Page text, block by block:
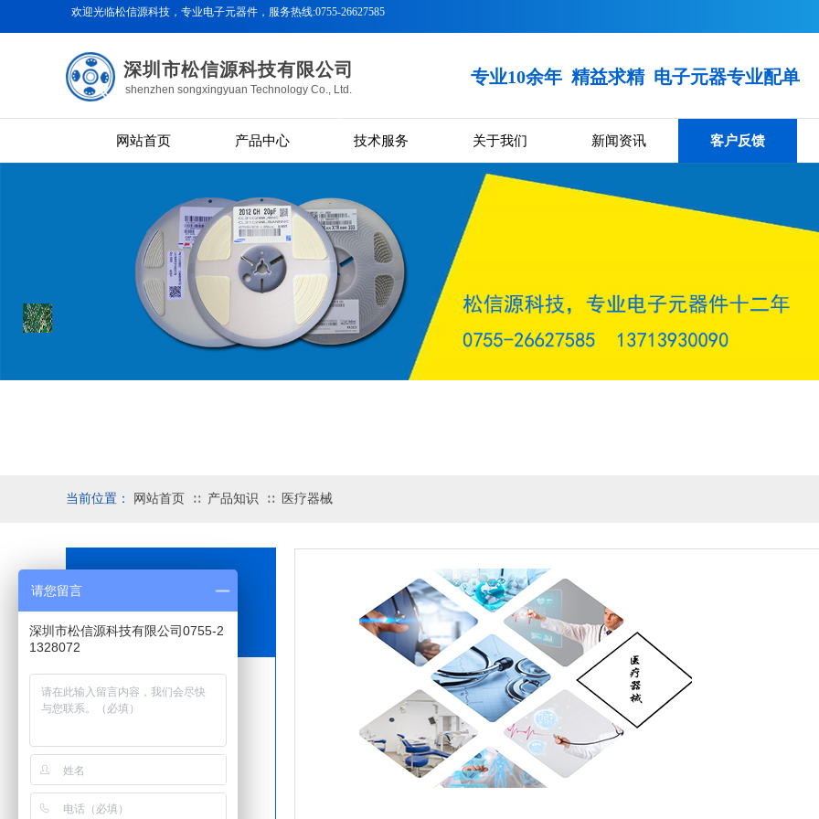
欢迎光临松信源科技 ，专业电子元器件，服务热线:0755-26627585
深圳市松信源科技有限公司
shenzhen songxingyuan Technology Co., Ltd.
专业10余年 精益求精 电子元器专业配单
网站首页 产品中心 技术服务 关于我们 新闻资讯 客户反馈
当前位置： 网站首页 ∷ 产品知识 ∷ 医疗器械
产品应用领域
LED电源/照明
消费电子
请您留言
深圳市松信源科技有限公司0755-2
1328072